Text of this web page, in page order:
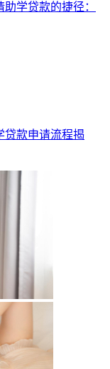
助学贷款的捷径：
贷款申请流程揭